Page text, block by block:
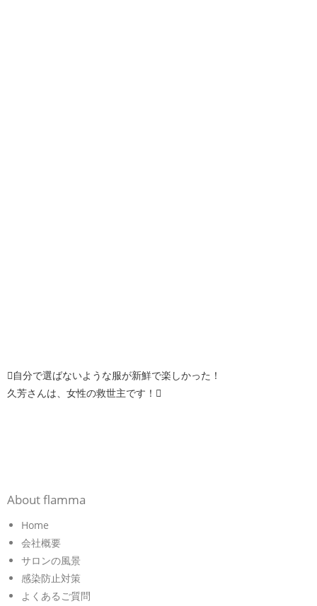
自分で選ばないような服が新鮮で楽しかった！
久芳さんは、女性の救世主です！
About flamma
Home
会社概要
サロンの風景
感染防止対策
よくあるご質問